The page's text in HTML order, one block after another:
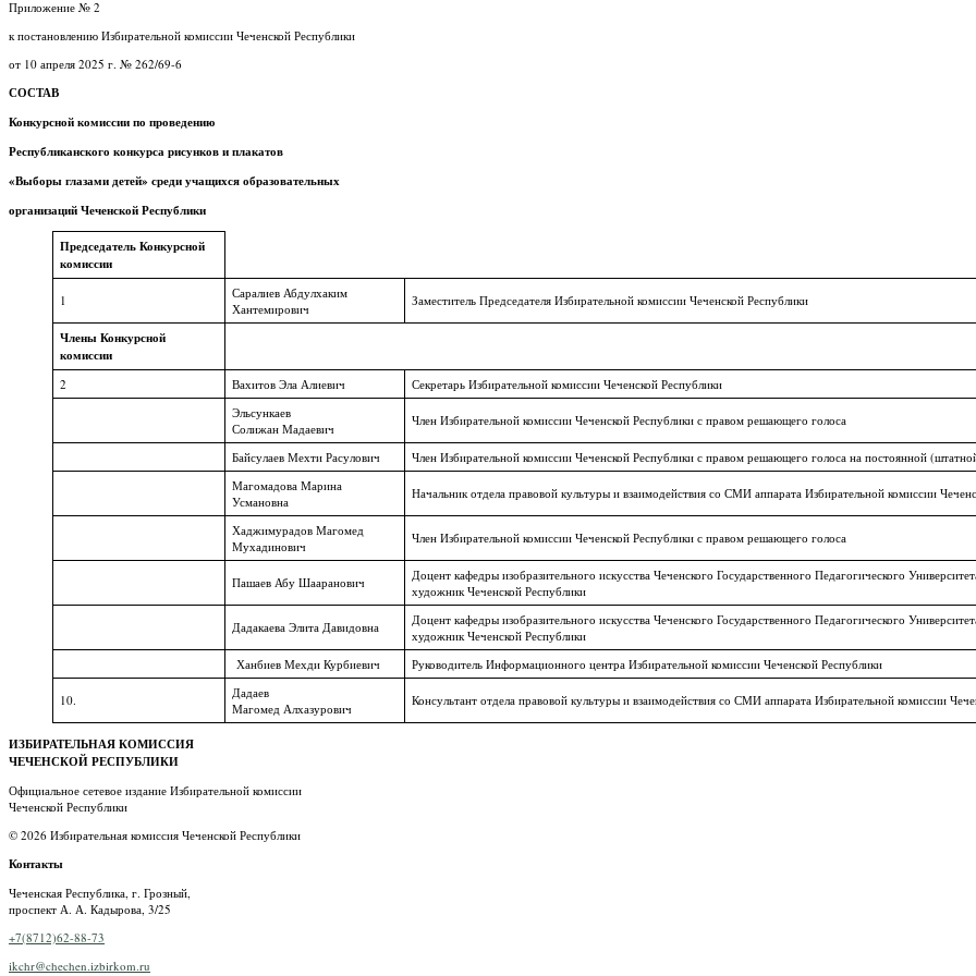
Приложение № 2
к постановлению Избирательной комиссии Чеченской Республики
от 10 апреля 2025 г. № 262/69-6
СОСТАВ
Конкурсной комиссии по проведению
Республиканского конкурса рисунков и плакатов
«Выборы глазами детей» среди учащихся образовательных
организаций Чеченской Республики
Председатель Конкурсной
комиссии
1
Саралиев Абдулхаким
Хантемирович
Заместитель Председателя Избирательной комиссии Чеченской Республики
ЧленыКонкурсной
комиссии
2 Вахитов Эла Алиевич
Секретарь Избирательной комиссии Чеченской Республики
Эльсункаев
Солижан Мадаевич
Член Избирательной комиссии Чеченской Республики с правом решающего голоса
Байсулаев Мехти Расулович
Член Избирательной комиссии Чеченской Республики с правом решающего голоса на постоянной
Магомадова Марина
Усмановна
Начальник отдела правовой культуры и взаимодействия со СМИ аппарата Избирательной комиссии
Хаджимурадов Магомед
Мухадинович
Член Избирательной комиссии Чеченской Республики с правом решающего голоса
Пашаев Абу Шааранович
Доцент кафедры изобразительного искусства Чеченского Государственного Педагогического
художник Чеченской Республики
Дадакаева Элита Давидовна
Доцент кафедры изобразительного искусства Чеченского Государственного Педагогического
художник Чеченской Республики
Ханбиев Мехди Курбиевич
Руководитель Информационного центра Избирательной комиссии Чеченской Республики
10.
Дадаев
Магомед Алхазурович
Консультант отдела правовой культуры и взаимодействия со СМИ аппарата Избирательной комиссии
ИЗБИРАТЕЛЬНАЯ КОМИССИЯ
ЧЕЧЕНСКОЙ РЕСПУБЛИКИ
Официальное сетевое издание Избирательной комиссии
Чеченской Республики
© 2026 Избирательная комиссия Чеченской Республики
Контакты
Чеченская Республика, г. Грозный,
проспект А. А. Кадырова, 3/25
+7(8712)62-88-73
ikchr@chechen.izbirkom.ru